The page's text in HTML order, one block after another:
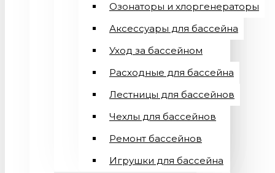
Озонаторы и хлоргенераторы
Аксессуары для бассейна
Уход за бассейном
Расходные для бассейна
Лестницы для бассейнов
Чехлы для бассейнов
Ремонт бассейнов
Игрушки для бассейна